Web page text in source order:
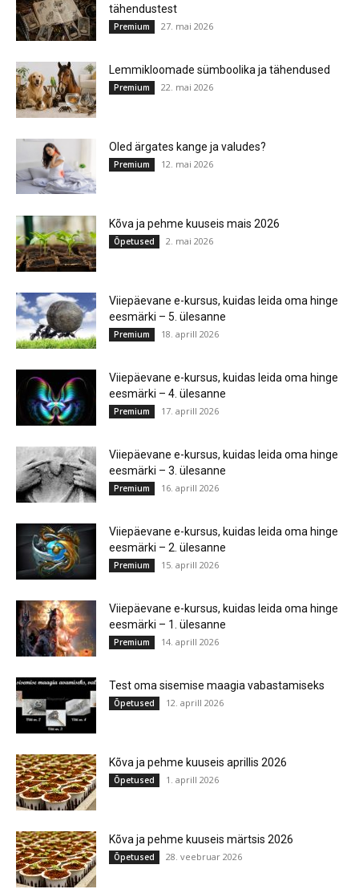
tähendustest
Premium 27. mai 2026
Lemmikloomade sümboolika ja tähendused
Premium 22. mai 2026
Oled ärgates kange ja valudes?
Premium 12. mai 2026
Kõva ja pehme kuuseis mais 2026
Õpetused 2. mai 2026
Viiepäevane e-kursus, kuidas leida oma hinge
eesmärki – 5. ülesanne
Premium 18. aprill 2026
Viiepäevane e-kursus, kuidas leida oma hinge
eesmärki – 4. ülesanne
Premium 17. aprill 2026
Viiepäevane e-kursus, kuidas leida oma hinge
eesmärki – 3. ülesanne
Premium 16. aprill 2026
Viiepäevane e-kursus, kuidas leida oma hinge
eesmärki – 2. ülesanne
Premium 15. aprill 2026
Viiepäevane e-kursus, kuidas leida oma hinge
eesmärki – 1. ülesanne
Premium 14. aprill 2026
Test oma sisemise maagia vabastamiseks
Õpetused 12. aprill 2026
Kõva ja pehme kuuseis aprillis 2026
Õpetused 1. aprill 2026
Kõva ja pehme kuuseis märtsis 2026
Õpetused 28. veebruar 2026